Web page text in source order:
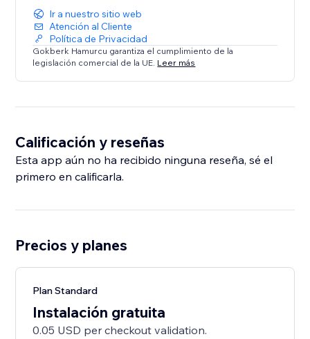
Ir a nuestro sitio web
Atención al Cliente
Política de Privacidad
Gokberk Hamurcu garantiza el cumplimiento de la
legislación comercial de la UE. Leer más
Calificación y reseñas
Esta app aún no ha recibido ninguna reseña, sé el
primero en calificarla.
Precios y planes
Plan Standard
Instalación gratuita
0.05 USD per checkout validation.